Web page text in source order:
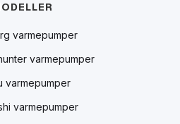
varmepumper
varmepumper
varmepumper
varmepumper